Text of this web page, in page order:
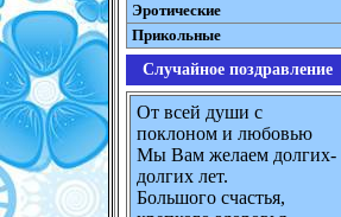
Эротические
Прикольные
Случайное поздравление
От всей души с
поклоном и любовью
Мы Вам желаем долгих-
долгих лет.
Большого счастья,